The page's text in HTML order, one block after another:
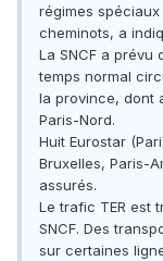
régimes
cheminots, a
La SNCF a prévu
temps normal
la province, dont
Paris-Nord.
Huit Eurostar
Bruxelles, Paris-
assurés.
Le trafic TER est
SNCF. Des
sur certaines